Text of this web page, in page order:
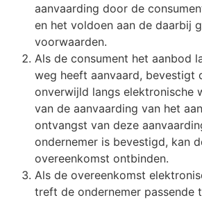
aanvaarding door de
en het voldoen aan de daarbij
voorwaarden.
Als de consument het aanbod
weg heeft aanvaard, bevestigt
onverwijld langs elektronische
van de aanvaarding van het
ontvangst van deze
ondernemer is bevestigd, kan
overeenkomst ontbinden.
Als de overeenkomst
treft de ondernemer passende